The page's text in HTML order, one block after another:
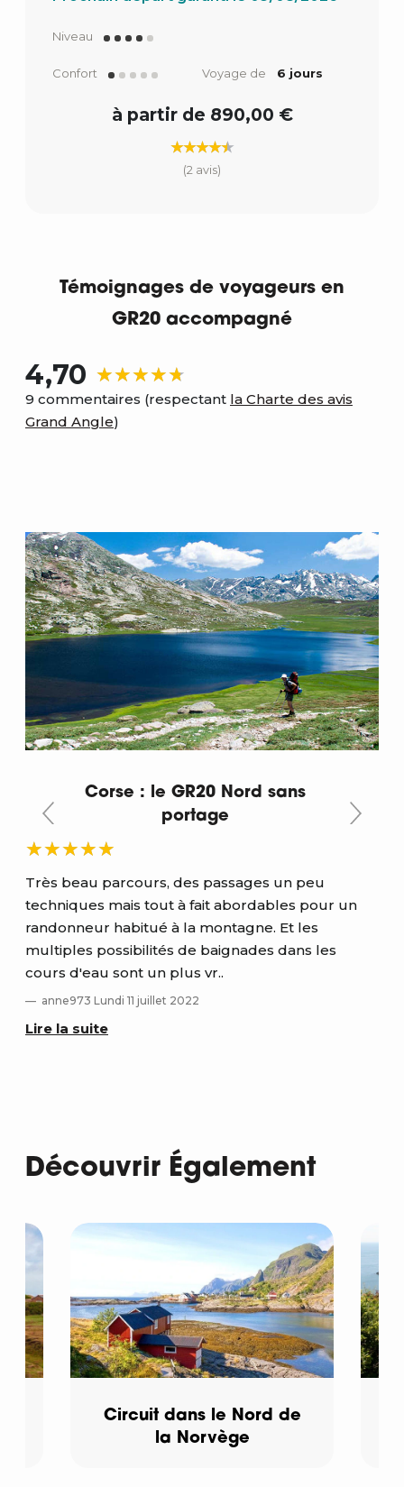
Niveau
Confort Voyage de 6 jours
à partir de 890,00 €
(2 avis)
Témoignages de voyageurs en
GR20 accompagné
4,70
9 commentaires (respectant la Charte des avis
Grand Angle)
Corse : le GR20 Nord sans
portage
Très beau parcours, des passages un peu
techniques mais tout à fait abordables pour un
randonneur habitué à la montagne. Et les
multiples possibilités de baignades dans les
cours d'eau sont un plus vr..
anne973 Lundi 11 juillet 2022
Lire la suite
Découvrir Également
Circuit dans le Nord de
la Norvège